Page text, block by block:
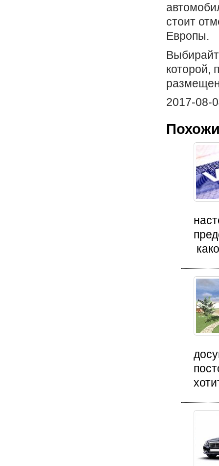
стоит
Европы.
которой,
2017-08-